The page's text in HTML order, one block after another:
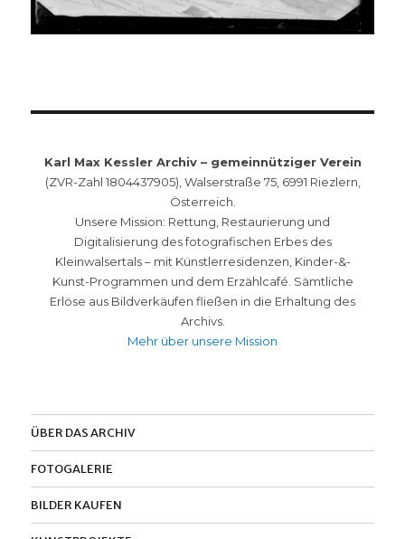
Karl Max Kessler Archiv – gemeinnütziger Verein
(ZVR-Zahl 1804437905), Walserstraße 75, 6991 Riezlern,
Österreich.
Unsere Mission: Rettung, Restaurierung und
Digitalisierung des fotografischen Erbes des
Kleinwalsertals – mit Künstlerresidenzen, Kinder-&-
Kunst-Programmen und dem Erzählcafé. Sämtliche
Erlöse aus Bildverkäufen fließen in die Erhaltung des
Archivs.
Mehr über unsere Mission
ÜBER DAS ARCHIV
FOTOGALERIE
BILDER KAUFEN